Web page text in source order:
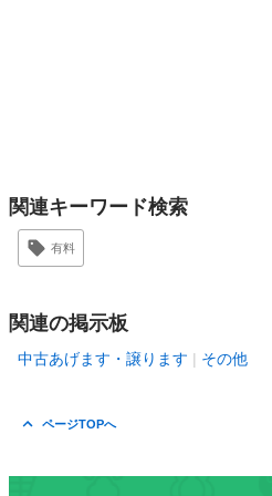
関連キーワード検索
有料
関連の掲示板
中古あげます・譲ります その他
ページTOPへ